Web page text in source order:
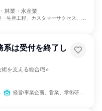
林業・水産業
産工程、カスタマーサクセス、商品企画
は受付を終了し
を支える総合職⭐
経営/事業企画、営業、学術研究、製造・生産工程、IT